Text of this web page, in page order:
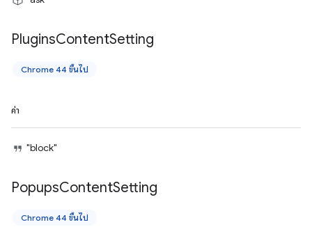
PluginsContentSetting
Chrome 44 ขึ้นไป
ค่า
"block"
PopupsContentSetting
Chrome 44 ขึ้นไป